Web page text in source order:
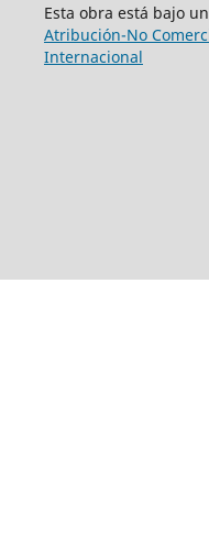
Esta obra está bajo
Atribución-No
Internacional